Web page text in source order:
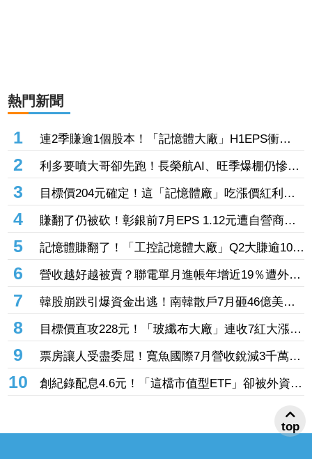
熱門新聞
1
連2季賺逾1個股本！「記憶體大廠」H1EPS衝
20.87元 股價卻殺至跌停鎖死
2
利多要噴大哥卻先跑！長榮航AI、旺季爆棚仍慘冠
賣超王 「這檔鋼鐵」７月營收年增46%也不被買
單
3
目標價204元確定！這「記憶體廠」吃漲價紅利、
Q2毛利率衝70% 全年營運看旺
4
賺翻了仍被砍！彰銀前7月EPS 1.12元遭自營商照
殺2.33億淪賣超王 「這檔記憶體」營收創高也遭
倒
5
記憶體賺翻了！「工控記憶體大廠」Q2大賺逾10股
本、H1EPS達166.45元 7月營收續旺再迎年月雙
增
6
營收越好越被賣？聯電單月進帳年增近19％遭外資
「砍到見骨」 台塑4寶「這檔」營收刷49個月新
高也挨刀
7
韓股崩跌引爆資金出逃！南韓散戶7月砸46億美元
「錢」進美股
8
目標價直攻228元！「玻纖布大廠」連收7紅大漲
32.86% 投信單周撒16.7億元、掃入近萬張
9
票房讓人受盡委屈！寬魚國際7月營收銳減3千萬原
因曝「王心凌票房＞楊丞琳」 網笑翻：是吃了誠
實果實嗎
10
創紀錄配息4.6元！「這檔市值型ETF」卻被外資單
周大砍3.4萬張 00923豪配3.05元同被抽回2億元
top